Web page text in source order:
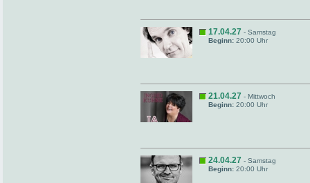
17.04.27 - Samstag
Beginn: 20:00 Uhr
21.04.27 - Mittwoch
Beginn: 20:00 Uhr
24.04.27 - Samstag
Beginn: 20:00 Uhr